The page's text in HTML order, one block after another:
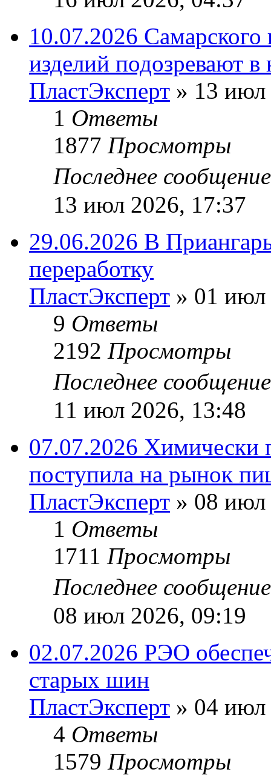
10.07.2026 Самарского
изделий подозревают в
ПластЭксперт » 13 июл
1 Ответы
1877 Просмотры
Последнее
13 июл 2026, 17:37
29.06.2026 В
переработку
ПластЭксперт » 01 июл
9 Ответы
2192 Просмотры
Последнее
11 июл 2026, 13:48
07.07.2026 Химически
поступила на рынок
ПластЭксперт » 08 июл
1 Ответы
1711 Просмотры
Последнее
08 июл 2026, 09:19
02.07.2026 РЭО
старых шин
ПластЭксперт » 04 июл
4 Ответы
1579 Просмотры